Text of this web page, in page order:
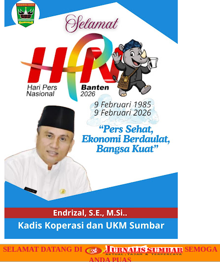
" IKLAN "
SELAMAT DATANG DI
SEMOGA
ANDA PUAS